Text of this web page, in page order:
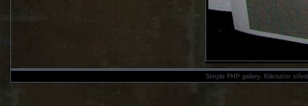
Simple PHP gallery. Kliknutím